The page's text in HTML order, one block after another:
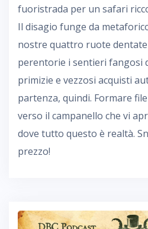
fuoristrada per un safari
Il disagio funge da
nostre quattro ruote
perentorie i sentieri fangosi
primizie e vezzosi acquisti
partenza, quindi. Formare
verso il campanello che vi
dove tutto questo è realtà.
prezzo!